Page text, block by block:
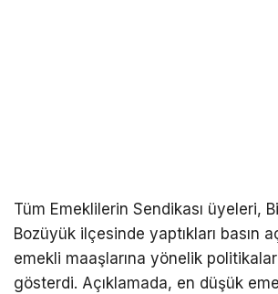
Tüm Emeklilerin Sendikası üyeleri,
Bozüyük ilçesinde yaptıkları basın
emekli maaşlarına yönelik
gösterdi. Açıklamada, en düşük